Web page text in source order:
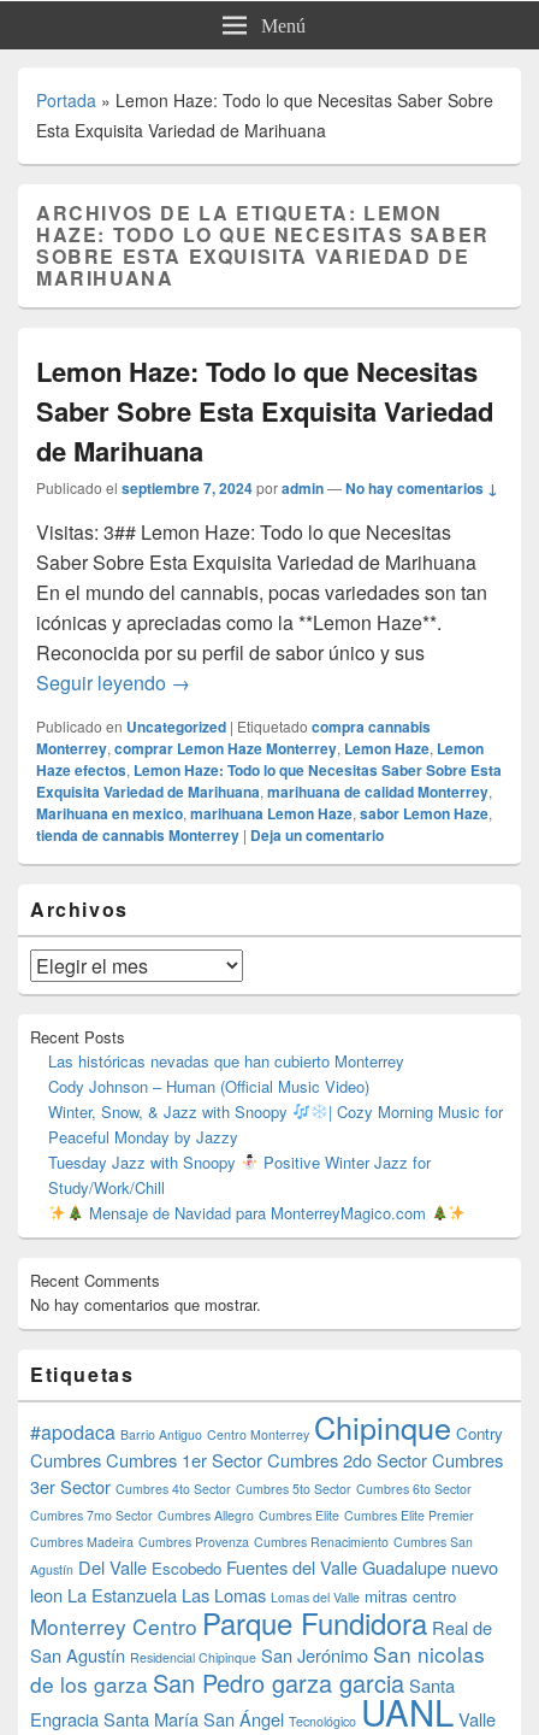
Menú
Portada » Lemon Haze: Todo lo que Necesitas Saber Sobre
Esta Exquisita Variedad de Marihuana
ARCHIVOS DE LA ETIQUETA: LEMON
HAZE: TODO LO QUE NECESITAS SABER
SOBRE ESTA EXQUISITA VARIEDAD DE
MARIHUANA
Lemon Haze: Todo lo que Necesitas
Saber Sobre Esta Exquisita Variedad
de Marihuana
Publicado el septiembre 7, 2024poradmin—No hay comentarios ↓
Visitas: 3## Lemon Haze: Todo lo que Necesitas
Saber Sobre Esta Exquisita Variedad de Marihuana
En el mundo del cannabis, pocas variedades son tan
icónicas y apreciadas como la **Lemon Haze**.
Reconocida por su perfil de sabor único y sus
Seguir leyendo Lemon Haze: Todo lo que Necesitas
→
Publicado en Uncategorized | Etiquetado compra cannabis
Monterrey, comprar Lemon Haze Monterrey, Lemon Haze, Lemon
Haze efectos, Lemon Haze: Todo lo que Necesitas Saber Sobre Esta
Exquisita Variedad de Marihuana, marihuana de calidad Monterrey,
Marihuana en mexico, marihuana Lemon Haze, sabor Lemon Haze,
tienda de cannabis Monterrey | Deja un comentario
área
de
widget
barra
lateral
Archivos
Archivos
Recent Posts
Las históricas nevadas que han cubierto Monterrey
Cody Johnson – Human (Official Music Video)
Winter, Snow, & Jazz with Snoopy
| Cozy Morning Music for
Peaceful Monday by Jazzy
Tuesday Jazz with Snoopy
Positive Winter Jazz for
Study/Work/Chill
Mensaje de Navidad para MonterreyMagico.com
Recent Comments
No hay comentarios que mostrar.
Etiquetas
#apodaca Barrio Antiguo Centro Monterrey Chipinque Contry
CumbresCumbres 1er SectorCumbres 2do SectorCumbres
3er Sector Cumbres 4to Sector Cumbres 5to Sector Cumbres 6to Sector
Cumbres 7mo Sector Cumbres Allegro Cumbres Elite Cumbres Elite Premier
Cumbres Madeira Cumbres Provenza Cumbres Renacimiento Cumbres San
Agustín Del Valle Escobedo Fuentes del ValleGuadalupe nuevo
leon La Estanzuela Las Lomas Lomas del Valle mitras centro
Monterrey Centro Parque Fundidora Real de
San Agustín Residencial Chipinque San Jerónimo San nicolas
de los garza San Pedro garza garciaSanta
EngraciaSanta MaríaSan Ángel Tecnológico UANLValle